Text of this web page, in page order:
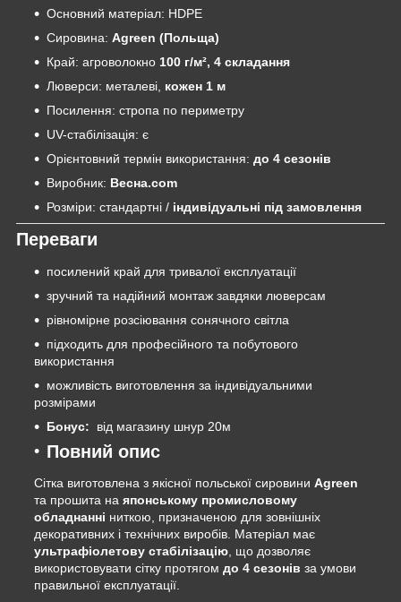
Основний матеріал: HDPE
Сировина: Agreen (Польща)
Край: агроволокно 100 г/м², 4 складання
Люверси: металеві, кожен 1 м
Посилення: стропа по периметру
UV-стабілізація: є
Орієнтовний термін використання: до 4 сезонів
Виробник: Весна.com
Розміри: стандартні / індивідуальні під замовлення
Переваги
посилений край для тривалої експлуатації
зручний та надійний монтаж завдяки люверсам
рівномірне розсіювання сонячного світла
підходить для професійного та побутового
використання
можливість виготовлення за індивідуальними
розмірами
Бонус:
від магазину шнур 20м
Повний опис
Сітка виготовлена з якісної польської сировини Agreen
та прошита на японському промисловому
обладнанні ниткою, призначеною для зовнішніх
декоративних і технічних виробів. Матеріал має
ультрафіолетову стабілізацію, що дозволяє
використовувати сітку протягом до 4 сезонів за умови
правильної експлуатації.